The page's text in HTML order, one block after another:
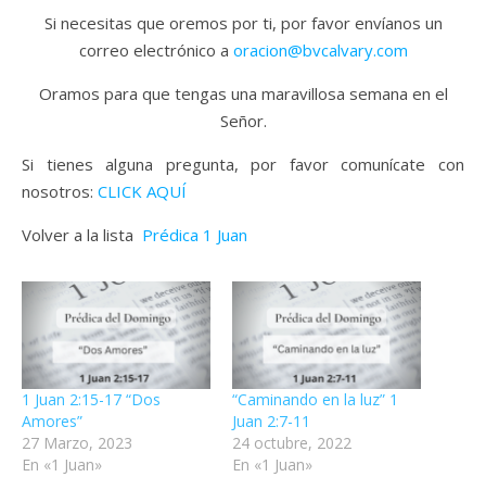
Si necesitas que oremos por ti, por favor envíanos un
correo electrónico a oracion@bvcalvary.com
Oramos para que tengas una maravillosa semana en el
Señor.
Si tienes alguna pregunta, por favor comunícate con
nosotros: CLICK AQUÍ
Volver a la lista Prédica 1 Juan
1 Juan 2:15-17 “Dos
Amores”
27 Marzo, 2023
En «1 Juan»
“Caminando en la luz” 1
Juan 2:7-11
24 octubre, 2022
En «1 Juan»